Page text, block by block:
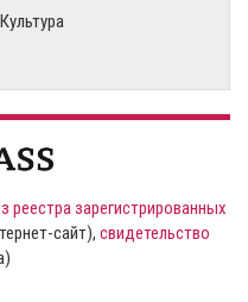
Культура
реестра зарегистрированных
сайт), свидетельство